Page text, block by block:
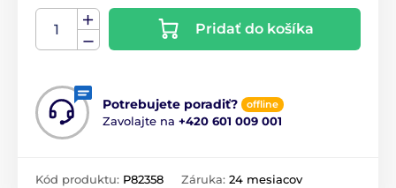
Pridať do košíka
Potrebujete poradiť? offline
Zavolajte na +420 601 009 001
Kód produktu: P82358 Záruka: 24 mesiacov